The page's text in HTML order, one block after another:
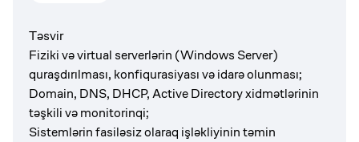
Təsvir
Fiziki və virtual serverlərin (Windows Server)
quraşdırılması, konfiqurasiyası və idarə olunması;
Domain, DNS, DHCP, Active Directory xidmətlərinin
təşkili və monitorinqi;
Sistemlərin fasiləsiz olaraq işləkliyinin təmin